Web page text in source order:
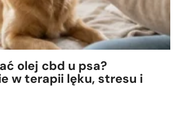
olej cbd u psa?
w terapii lęku, stresu i